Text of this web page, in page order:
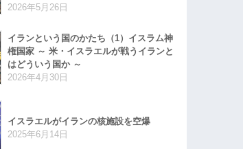
2026年5月26日
イランという国のかたち（1）イスラム神
権国家 ～ 米・イスラエルが戦うイランと
はどういう国か ～
2026年4月30日
イスラエルがイランの核施設を空爆
2025年6月14日